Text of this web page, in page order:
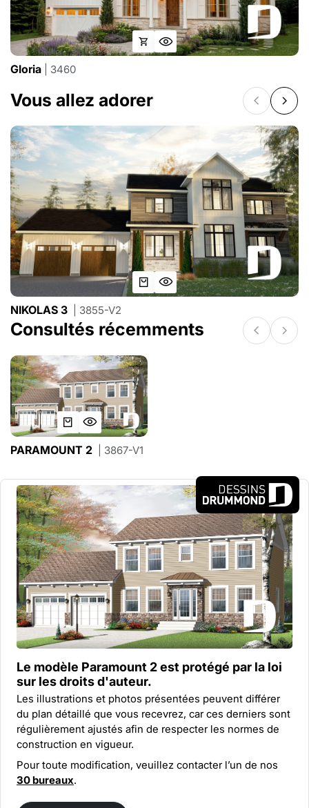
Gloria | 3460
Vous allez adorer
NIKOLAS 3 | 3855-V2
Consultés récemments
PARAMOUNT 2 | 3867-V1
Le modèle Paramount 2 est protégé par la loi
sur les droits d'auteur.
Les illustrations et photos présentées peuvent différer
du plan détaillé que vous recevrez, car ces derniers sont
régulièrement ajustés afin de respecter les normes de
construction en vigueur.
Pour toute modification, veuillez contacter l’un de nos
30 bureaux.